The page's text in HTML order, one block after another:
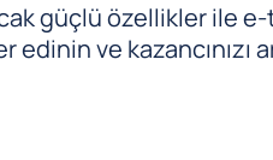
güçlü özellikler ile
ve kazancınızı